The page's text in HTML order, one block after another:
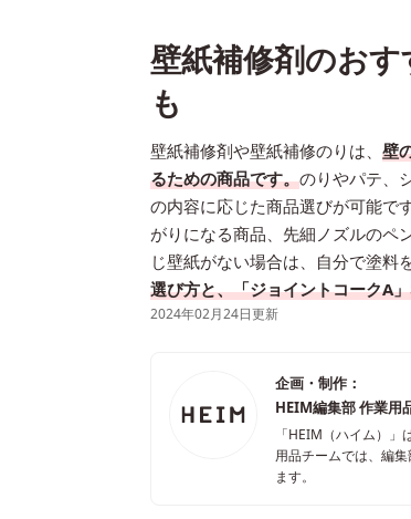
壁紙補修剤のお
も
壁紙補修剤や壁紙補修のりは、 壁
るための商品です。のりやパテ、
の内容に応じた商品選びが可能で
がりになる商品、先細ノズルのペ
じ壁紙がない場合は、自分で塗料
選び方と、「ジョイントコークA
2024年02月24日更新
企画・制作：
HEIM編集部 作業用
「HEIM（ハイム）
用品チームでは、編
ます。